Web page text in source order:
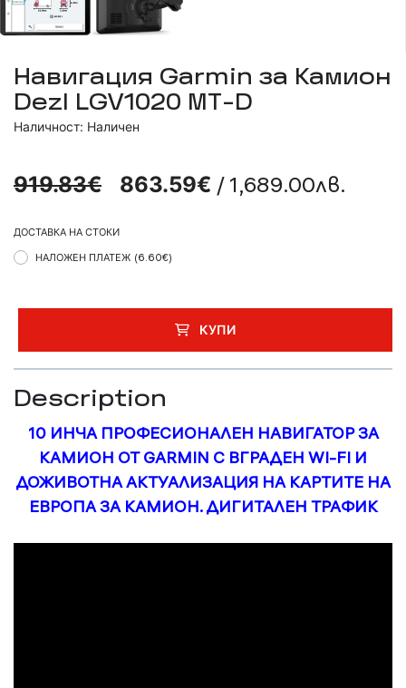
Навигация Garmin за Камион
Dezl LGV1020 MT-D
Наличност: Наличен
919.83€ 863.59€ / 1,689.00лв.
ДОСТАВКА НА СТОКИ
НАЛОЖЕН ПЛАТЕЖ (6.60€)
КУПИ
Description
10 ИНЧА ПРОФЕСИОНАЛЕН НАВИГАТОР ЗА
КАМИОН ОТ GARMIN С ВГРАДЕН WI-FI И
ДОЖИВОТНА АКТУАЛИЗАЦИЯ НА КАРТИТЕ НА
ЕВРОПА ЗА КАМИОН. ДИГИТАЛЕН ТРАФИК